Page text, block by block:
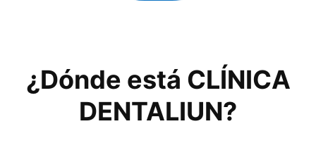
¿Dónde está CLÍNICA
DENTALIUN?